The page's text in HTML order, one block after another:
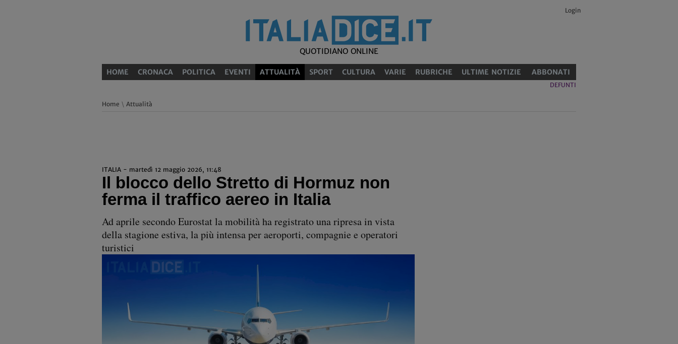
Login
QUOTIDIANO ONLINE
HOME CRONACA POLITICA EVENTI ATTUALITÀ SPORT CULTURA VARIE RUBRICHE ULTIME NOTIZIE ABBONATI
DEFUNTI
Home \ Attualità
ITALIA - martedì 12 maggio 2026, 11:48
Il blocco dello Stretto di Hormuz non
ferma il traffico aereo in Italia
Ad aprile secondo Eurostat la mobilità ha registrato una ripresa in vista
della stagione estiva, la più intensa per aeroporti, compagnie e operatori
turistici